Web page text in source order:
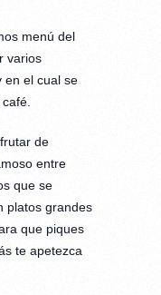
menú del
varios
en el cual se
de
entre
que se
platos grandes
que piques
te apetezca